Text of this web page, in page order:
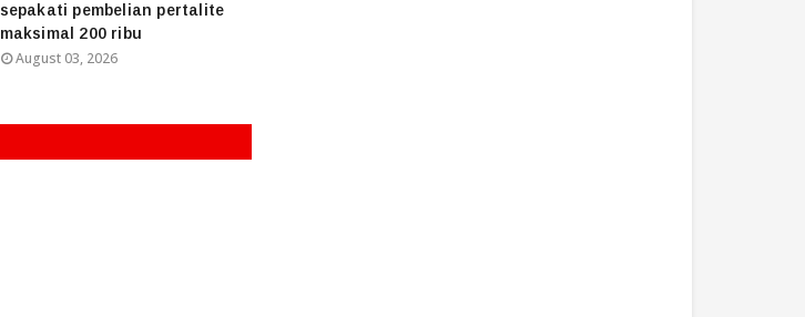
sepakati pembelian pertalite
maksimal 200 ribu
August 03, 2026